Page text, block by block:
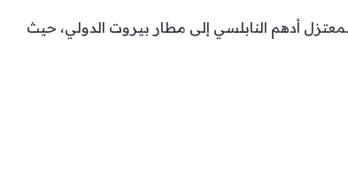
أدهم النابلسي إلى مطار بيروت الدولي، حيث